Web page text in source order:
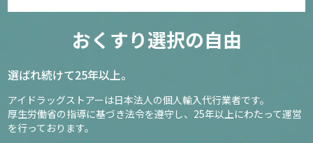
おくすり選択の自由
選ばれ続けて25年以上。
アイドラッグストアーは日本法人の個人輸入代行業者です。
厚生労働省の指導に基づき法令を遵守し、 25年以上にわたって運営
を行っております。